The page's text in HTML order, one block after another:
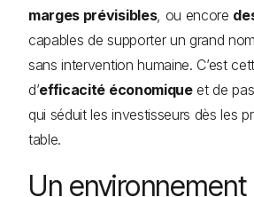
marges prévisibles, ou encore
capables de supporter un grand
sans intervention humaine. C’est
d’efficacité économiqueet de
qui séduit les investisseurs dès les
table.
Un environnement